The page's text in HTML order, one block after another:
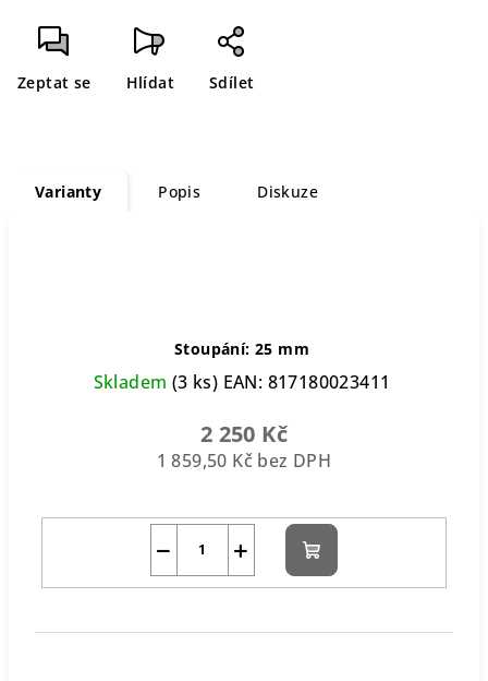
cena:
Zeptat se Hlídat Sdílet
Varianty Popis Diskuze
Stoupání: 25 mm
Skladem (3 ks) EAN: 817180023411
2 250 Kč
1 859,50 Kč bez DPH
+
− Do
košíku